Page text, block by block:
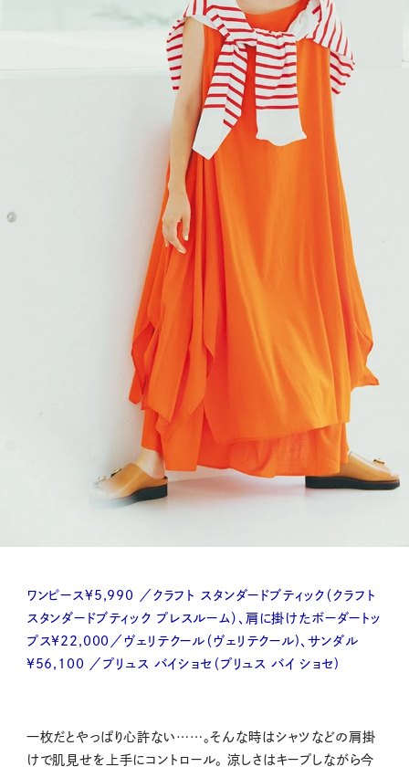
ワンピース¥5,990 ／クラフト スタンダードブティック（クラフト
スタンダードブティック プレスルーム）、肩に掛けたボーダートッ
プス¥22,000／ヴェリテクール（ヴェリテクール)、サンダル
¥56,100 ／プリュス バイショセ（プリュス バイ ショセ)
一枚だとやっぱり心許ない……。そんな時はシャツなどの肩掛
けで肌見せを上手にコントロール。 涼しさはキープしながら今